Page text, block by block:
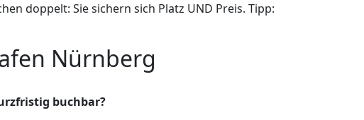
doppelt: Sie sichern sich Platz UND Preis. Tipp:
Nürnberg
buchbar?